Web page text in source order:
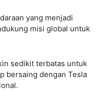
yang menjadi
misi global untuk
sedikit terbatas untuk
bersaing dengan Tesla